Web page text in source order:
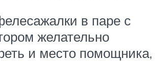
в паре с
желательно
и место помощника,